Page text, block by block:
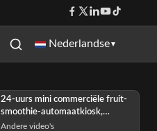
Nederlandse ▼
24-uurs mini commerciële fruit-
smoothie-automaatkiosk,
ondersteunde QR-codebetaling,
Andere video's